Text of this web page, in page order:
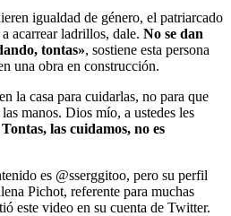
igualdad de género, el patriarcado
acarrear ladrillos, dale. No se dan
tontas», sostiene esta persona
una obra en construcción.
la casa para cuidarlas, no para que
manos. Dios mío, a ustedes les
Tontas, las cuidamos, no es
es @sserggitoo, pero su perfil
Pichot, referente para muchas
este video en su cuenta de Twitter.